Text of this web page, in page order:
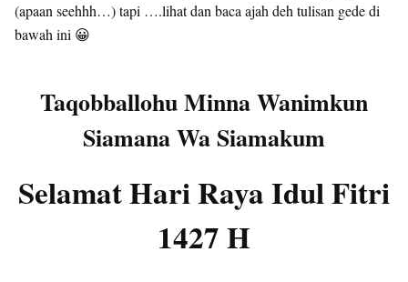
(apaan seehhh…) tapi ….lihat dan baca ajah deh tulisan gede di
bawah ini 😀
Taqobballohu Minna Wanimkun
Siamana Wa Siamakum
Selamat Hari Raya Idul Fitri
1427 H